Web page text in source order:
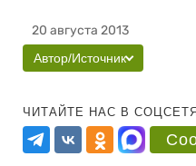
20 августа 2013
Автор/Источник
ЧИТАЙТЕ НАС В